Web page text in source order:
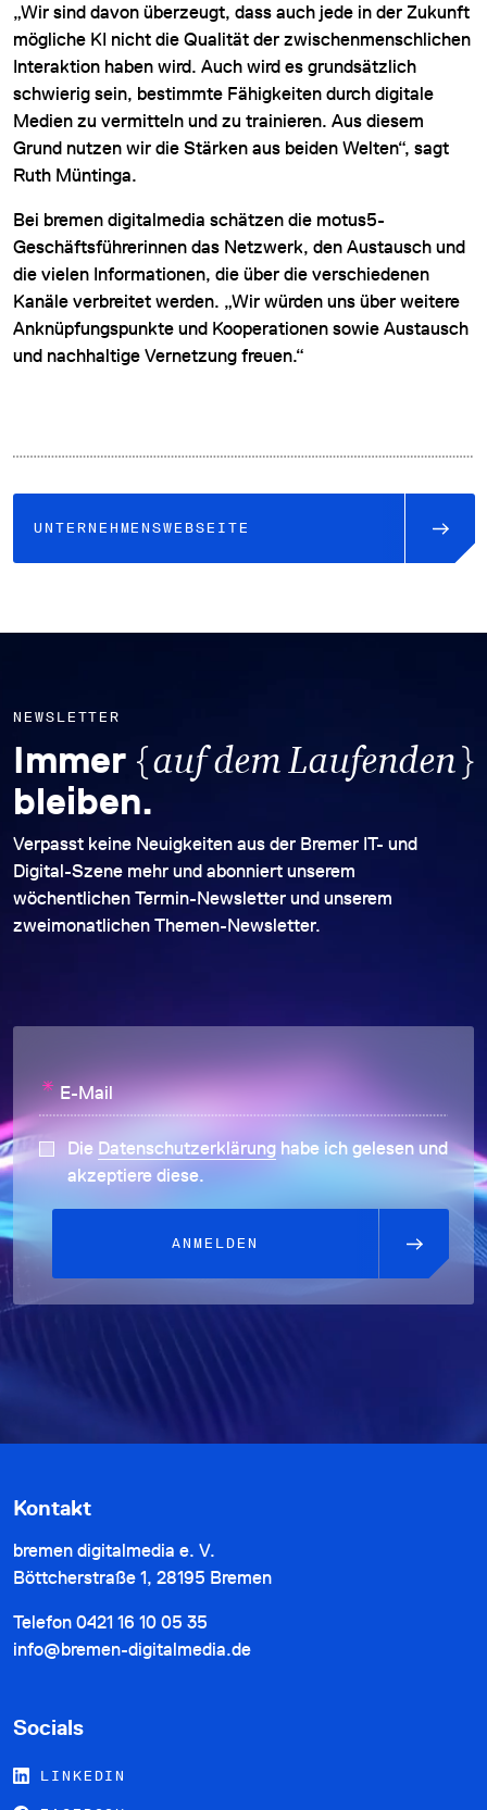
„Wir sind davon überzeugt, dass auch jede in der Zukunft
mögliche KI nicht die Qualität der zwischenmenschlichen
Interaktion haben wird. Auch wird es grundsätzlich
schwierig sein, bestimmte Fähigkeiten durch digitale
Medien zu vermitteln und zu trainieren. Aus diesem
Grund nutzen wir die Stärken aus beiden Welten“, sagt
Ruth Müntinga.
Bei bremen digitalmedia schätzen die motus5-
Geschäftsführerinnen das Netzwerk, den Austausch und
die vielen Informationen, die über die verschiedenen
Kanäle verbreitet werden. „Wir würden uns über weitere
Anknüpfungspunkte und Kooperationen sowie Austausch
und nachhaltige Vernetzung freuen.“
UNTERNEHMENSWEBSEITE
NEWSLETTER
Immer {auf dem Laufenden}
bleiben.
Verpasst keine Neuigkeiten aus der Bremer IT- und
Digital-Szene mehr und abonniert unserem
wöchentlichen Termin-Newsletter und unserem
zweimonatlichen Themen-Newsletter.
* E-Mail
Die Datenschutzerklärunghabe ich gelesen und
akzeptiere diese.
ANMELDEN
Kontakt
bremen digitalmedia e. V.
Böttcherstraße 1, 28195 Bremen
Telefon 0421 16 10 05 35
info@bremen-digitalmedia.de
Socials
LINKEDIN